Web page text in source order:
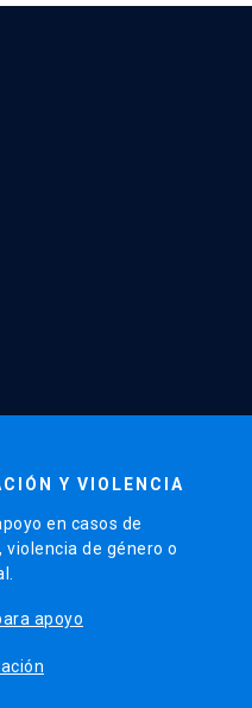
Y VIOLENCIA
en casos de
violencia de género o
apoyo